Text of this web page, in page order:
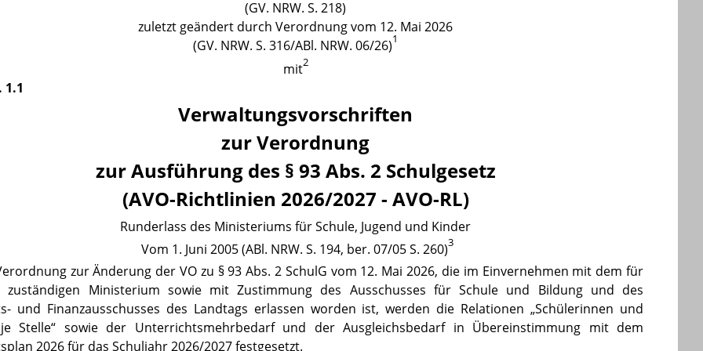
(GV. NRW. S. 218)
zuletzt geändert durch Verordnungvom 12. Mai 2026
(GV. NRW. S.316/ABl. NRW. 06/26)1
mit2
1.1
Verwaltungsvorschriften
zur Verordnung
zur Ausführung des § 93 Abs. 2 Schulgesetz
(AVO-Richtlinien 2026/2027 - AVO-RL)
Runderlass des Ministeriums für Schule, Jugend und Kinder
Vom 1. Juni 2005 (ABl. NRW. S. 194, ber. 07/05 S. 260)3
zur Änderung der VO zu § 93 Abs. 2 SchulG vom 12. Mai 2026, die im Einvernehmen mit dem für
zuständigen Ministerium sowie mit Zustimmung des Ausschusses für Schule und Bildung und des
und Finanzausschusses des Landtags erlassen worden ist, werden die Relationen „Schülerinnen und
Stelle“ sowie der Unterrichtsmehrbedarf und der Ausgleichsbedarf in Übereinstimmung mit dem
2026 für das Schuljahr 2026/2027 festgesetzt.